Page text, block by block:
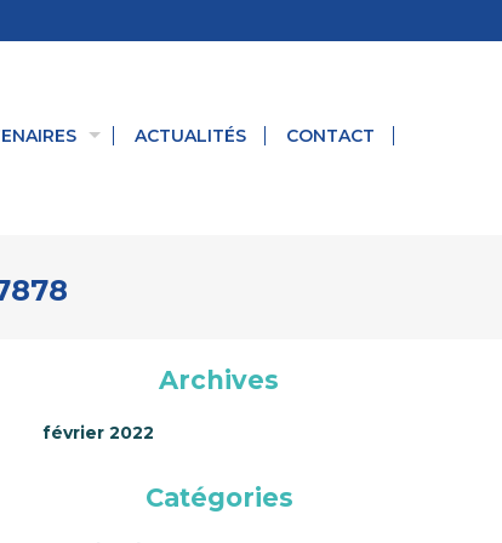
ACTUALITÉS CONTACT
Archives
février 2022
Catégories